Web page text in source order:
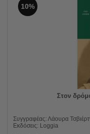
10%
Στον
Συγγραφέας: Λάουρα
Εκδόσεις: Loggia